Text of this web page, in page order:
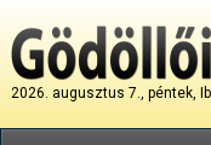
2026. augusztus 7., péntek,